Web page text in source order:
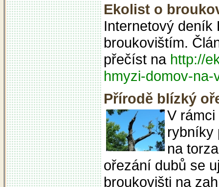
Ekolist o
Internetový deník
broukovištím.
přečíst na http://
hmyzi-domov-na-
Přírodě blízký
V
rybníky
na
ořezání dubů se
broukovišti na